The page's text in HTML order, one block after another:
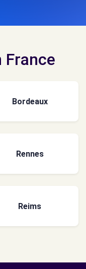
France
Bordeaux
Rennes
Reims